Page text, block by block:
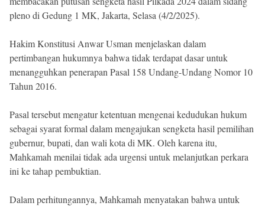
pleno di Gedung 1 MK, Jakarta, Selasa (4/2/2025).
Hakim Konstitusi Anwar Usman menjelaskan dalam
pertimbangan hukumnya bahwa tidak terdapat dasar untuk
menangguhkan penerapan Pasal 158 Undang-Undang Nomor 10
Tahun 2016.
Pasal tersebut mengatur ketentuan mengenai kedudukan hukum
sebagai syarat formal dalam mengajukan sengketa hasil pemilihan
gubernur, bupati, dan wali kota di MK. Oleh karena itu,
Mahkamah menilai tidak ada urgensi untuk melanjutkan perkara
ini ke tahap pembuktian.
Dalam perhitungannya, Mahkamah menyatakan bahwa untuk